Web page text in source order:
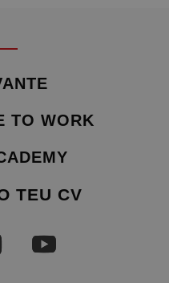
TO WORK
TEU CV